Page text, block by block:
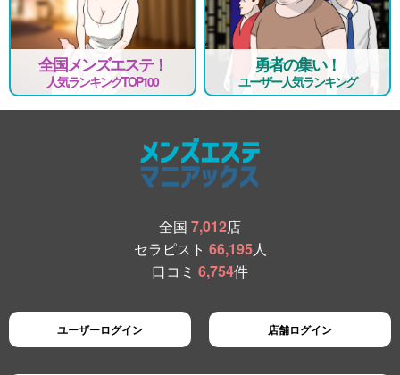
全国メンズエステ！
人気ランキングTOP100
勇者の集い！
ユーザー人気ランキング
全国 7,012店
セラピスト 66,195人
口コミ 6,754件
ユーザーログイン 店舗ログイン